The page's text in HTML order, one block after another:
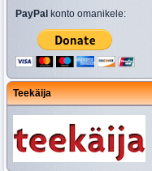
PayPal konto omanikele:
Teekäija